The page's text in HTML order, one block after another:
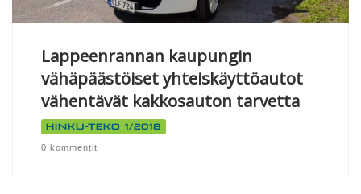
Lappeenrannan kaupungin
vähäpäästöiset yhteiskäyttöautot
vähentävät kakkosauton tarvetta
Hinku-teko 1/2018
0 kommentit